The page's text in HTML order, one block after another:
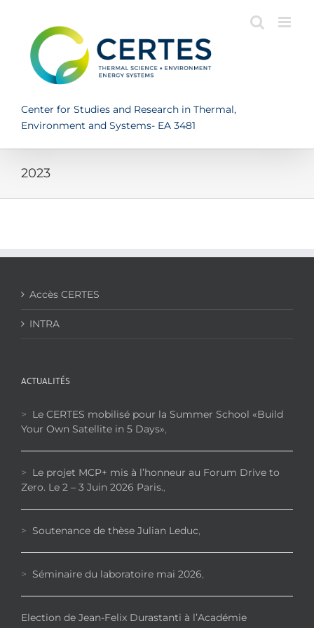
content
Center for Studies and Research in Thermal,
Environment and Systems- EA 3481
2023
Accès CERTES
INTRA
ACTUALITÉS
> Le CERTES mobilisé pour la Summer School «Build
Your Own Satellite in 5 Days»,
> Le projet MCP+ mis à l’honneur au Forum Drive to
Zero. Le 2 – 3 Juin 2026 Paris.,
> Soutenance de thèse Julian Leduc,
> Séminaire du laboratoire mai 2026,
Election de Jean-Felix Durastanti à l’Académie